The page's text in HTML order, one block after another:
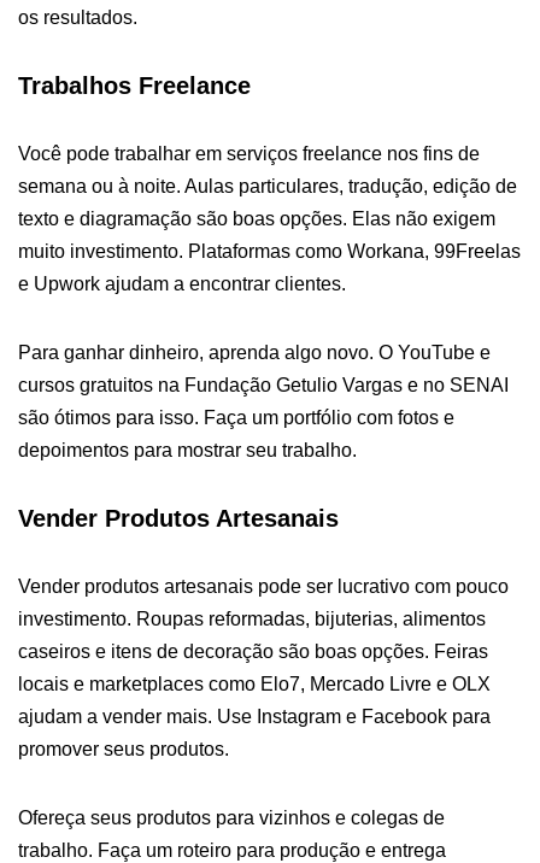
os resultados.
Trabalhos Freelance
Você pode trabalhar em serviços freelance nos fins de
semana ou à noite. Aulas particulares, tradução, edição de
texto e diagramação são boas opções. Elas não exigem
muito investimento. Plataformas como Workana, 99Freelas
e Upwork ajudam a encontrar clientes.
Para ganhar dinheiro, aprenda algo novo. O YouTube e
cursos gratuitos na Fundação Getulio Vargas e no SENAI
são ótimos para isso. Faça um portfólio com fotos e
depoimentos para mostrar seu trabalho.
Vender Produtos Artesanais
Vender produtos artesanais pode ser lucrativo com pouco
investimento. Roupas reformadas, bijuterias, alimentos
caseiros e itens de decoração são boas opções. Feiras
locais e marketplaces como Elo7, Mercado Livre e OLX
ajudam a vender mais. Use Instagram e Facebook para
promover seus produtos.
Ofereça seus produtos para vizinhos e colegas de
trabalho. Faça um roteiro para produção e entrega